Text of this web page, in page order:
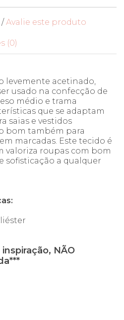
/Avalie este produto
(0)
levemente acetinado,
usado na confecção de
médio e trama
que se adaptam
saias e vestidos
bom também para
marcadas. Este tecido é
valoriza roupas com bom
sofisticação a qualquer
NÃO